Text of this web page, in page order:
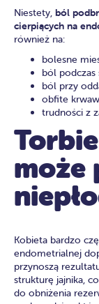
Niestety, ból
cierpiących na
również na:
bolesne
ból podczas
ból przy
obfite
trudności z
może
Kobieta bardzo
endometrialnej
przynoszą
strukturę jajnika,
do obniżenia